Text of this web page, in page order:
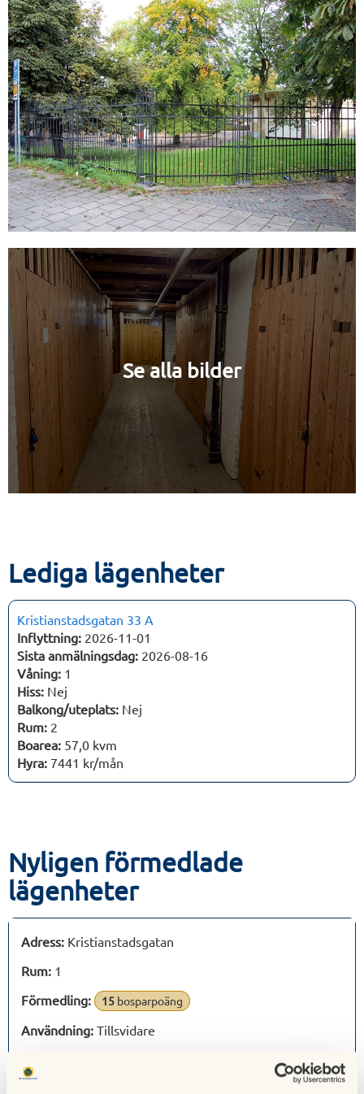
Se alla bilder
Lediga lägenheter
Kristianstadsgatan 33 A
Inflyttning: 2026-11-01
Sista anmälningsdag: 2026-08-16
Våning: 1
Hiss: Nej
Balkong/uteplats: Nej
Rum: 2
Boarea: 57,0 kvm
Hyra: 7441 kr/mån
Nyligen förmedlade
lägenheter
Adress: Kristianstadsgatan
Rum: 1
Förmedling:
15 bosparpoäng
Användning: Tillsvidare